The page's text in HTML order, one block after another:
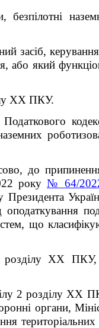
безпілотні
засіб,
або який
XX ПКУ.
до
року № 64/
Президента
оподаткування
що
розділу XX ПКУ,
2 розділу XX
органи,